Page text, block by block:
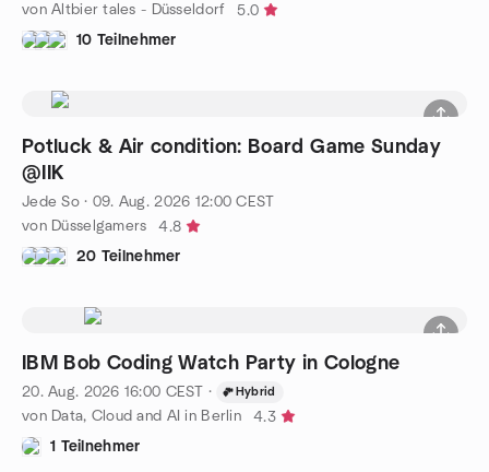
von Altbier tales - Düsseldorf
5.0
10 Teilnehmer
Potluck & Air condition: Board Game Sunday
@IIK
Jede So· 09. Aug. 2026 12:00 CEST
von Düsselgamers
4.8
20 Teilnehmer
IBM Bob Coding Watch Party in Cologne
20. Aug. 2026 16:00 CEST · Hybrid
von Data, Cloud and AI in Berlin
4.3
1 Teilnehmer